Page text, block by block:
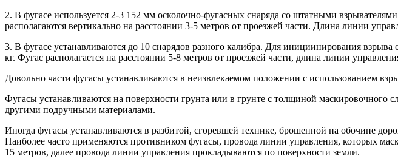
2. В фугасе используется 2-3 152 мм осколочно-фугасных снаряда со штатными
располагаются вертикально на расстоянии 3-5 метров от проезжей части. Длина линии
3. В фугасе устанавливаются до 10 снарядов разного калибра. Для инициинирования
кг. Фугас располагается на расстоянии 5-8 метров от проезжей части, длина линии
Довольно части фугасы устанавливаются в неизвлекаемом положении с использованием
Фугасы устанавливаются на поверхности грунта или в грунте с толщиной
другими подручными материалами.
Иногда фугасы устанавливаются в разбитой, сгоревшей технике, брошенной на обочине
Наиболее часто применяются противником фугасы, провода линии управления, которых
15 метров, далее провода линии управления прокладываются по поверхности земли.